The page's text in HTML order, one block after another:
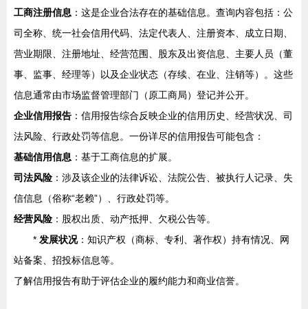
工商注册信息 ：这是企业合法存在的基础信息。查询内容包括：公
司全称、统一社会信用代码、法定代表人、注册资本、成立日期、
营业期限、注册地址、经营范围、股东及出资信息、主要人员（董
事、监事、经理等）以及企业状态（存续、在业、注销等）。这些
信息通常由市场监督管理部门（原工商局）登记并公开。
企业信用报告 ：信用报告综合反映企业的信用历史、经营状况、司
法风险、行政处罚等信息。一份详尽的信用报告可能包含：
基础信用信息 ：基于工商信息的扩展。
司法风险 ：涉及该企业的法律诉讼、法院公告、被执行人记录、失
信信息（俗称“老赖”）、行政处罚等。
经营风险 ：股权出质、动产抵押、欠税公告等。
* 发展状况：知识产权（商标、专利、著作权）持有情况、网
站备案、招投标信息等。
了解信用报告有助于评估企业的履约能力和商业信誉。